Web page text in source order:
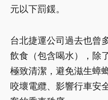
元以下罰鍰。
台北捷運公司過去也曾
飲食（包含喝水），除
極致清潔，避免滋生蟑
咬壞電纜、影響行車安